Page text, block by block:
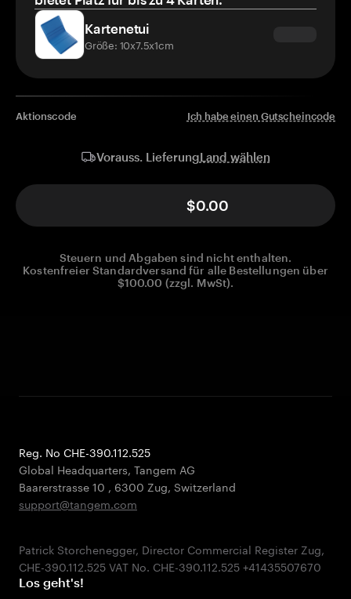
Kartenetui
Größe: 10x7.5x1cm
Aktionscode Ich habe einen Gutscheincode
Vorauss. LieferungLand wählen
$0.00
Steuern und Abgaben sind nicht enthalten.
Kostenfreier Standardversand für alle Bestellungen über
$100.00 (zzgl. MwSt).
Reg. No CHE-390.112.525
Global Headquarters, Tangem AG
Baarerstrasse 10 , 6300 Zug, Switzerland
support@tangem.com
Patrick Storchenegger, Director Commercial Register Zug,
Los geht's!